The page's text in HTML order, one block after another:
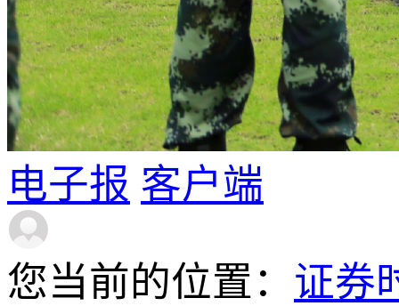
电子报 客户端
您当前的位置： 证券